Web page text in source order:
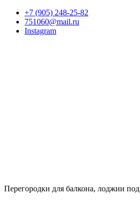
+7 (905) 248-25-82
751060@mail.ru
Instagram
Перегородки для балкона, лоджии